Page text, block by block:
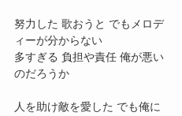
努力した 歌おうと でもメロデ
ィーが分からない
多すぎる 負担や責任 俺が悪い
のだろうか
人を助け敵を愛した でも俺に